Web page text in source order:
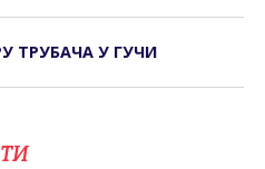
ТРУБАЧА У ГУЧИ